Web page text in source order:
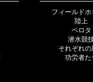
フィールドホ
陸上
ペロタ
潜水競
それぞれの
功労者た